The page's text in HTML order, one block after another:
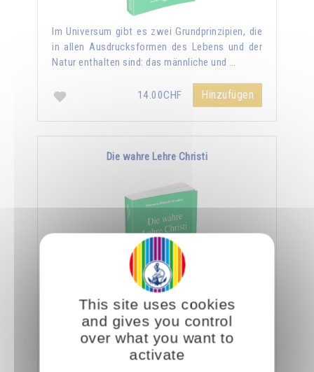
Im Universum gibt es zwei Grundprinzipien, die
in allen Ausdrucksformen des Lebens und der
Natur enthalten sind: das männliche und …
14.00CHF Hinzufügen
Die wahre Lehre Christi
Omraam Mikhaël Aïvanhov zufolge ist die
ganze Lehre Christi in den wenigen Zeilen des
Vaterunser enthalten. Er sagt: "Ein Eingeweihter
This site uses cookies
and gives you control
over what you want to
activate